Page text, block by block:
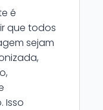
é
que todos
sejam
Isso